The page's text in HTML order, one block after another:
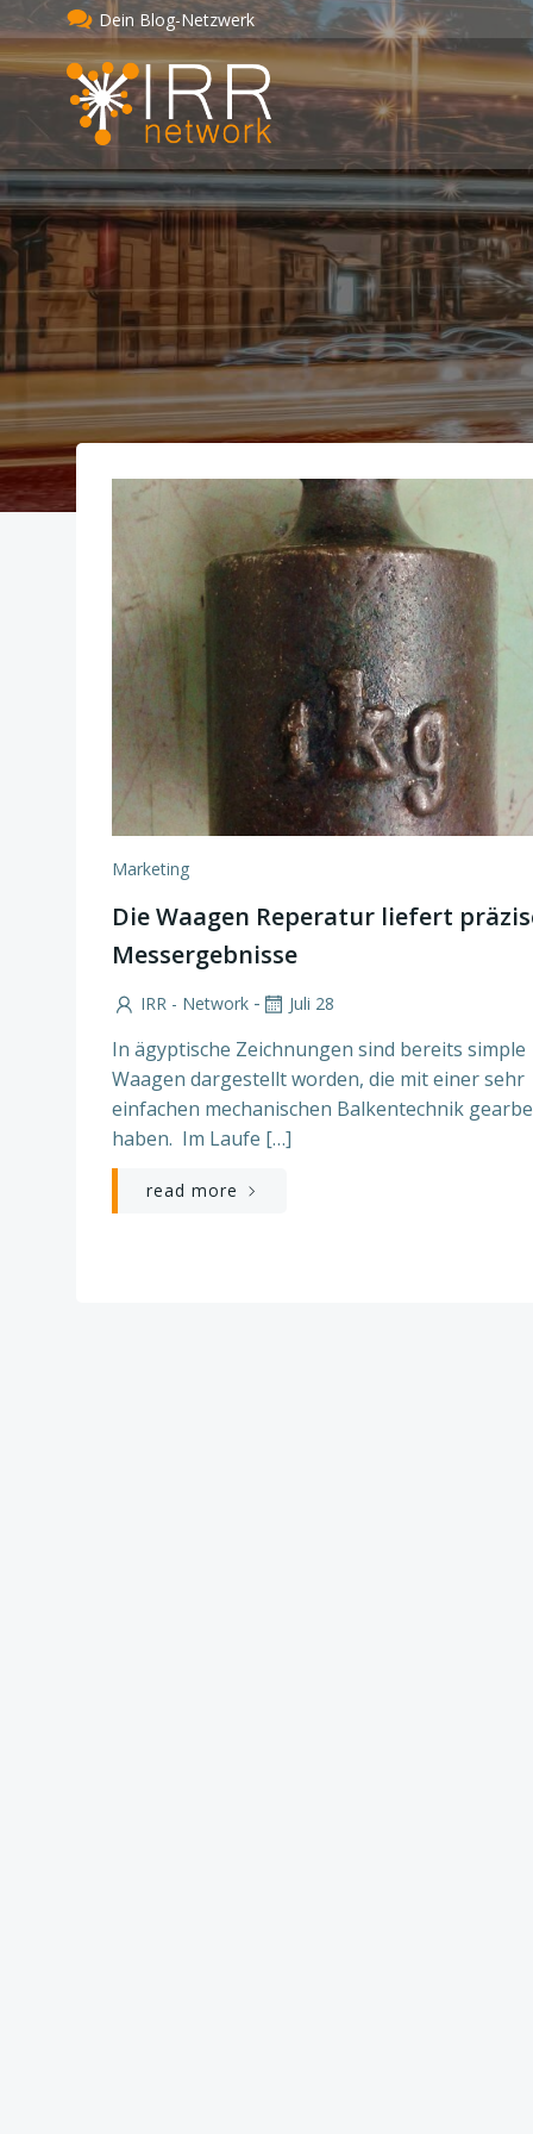
Zum
Inhalt
springen
Dein Blog-Netzwerk
Marketing
Die Waagen Reperatur liefert
Messergebnisse
IRR - Network - Juli 28
In ägyptische Zeichnungen sind bereits simple
Waagen dargestellt worden, die mit einer sehr
einfachen mechanischen Balkentechnik
haben. Im Laufe […]
read more